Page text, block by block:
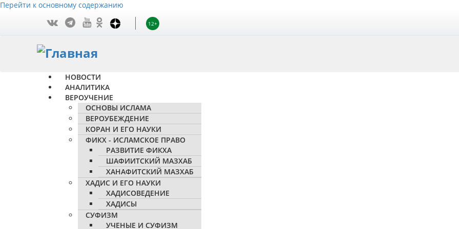
Перейти к основному содержанию
12+
НОВОСТИ
АНАЛИТИКА
ВЕРОУЧЕНИЕ
ОСНОВЫ ИСЛАМА
ВЕРОУБЕЖДЕНИЕ
КОРАН И ЕГО НАУКИ
ФИКХ - ИСЛАМСКОЕ ПРАВО
РАЗВИТИЕ ФИКХА
ШАФИИТСКИЙ МАЗХАБ
ХАНАФИТСКИЙ МАЗХАБ
ХАДИС И ЕГО НАУКИ
ХАДИСОВЕДЕНИЕ
ХАДИСЫ
СУФИЗМ
УЧЕНЫЕ И СУФИЗМ